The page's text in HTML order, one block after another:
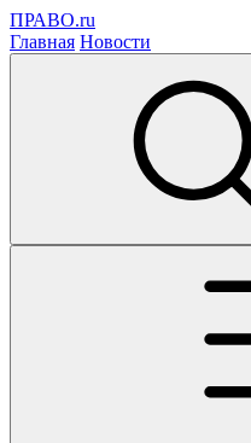
ПРАВО.ru
Главная Новости